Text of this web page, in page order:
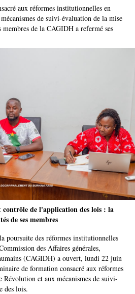
aux réformes institutionnelles en
de suivi-évaluation de la mise
de la CAGIDH a refermé ses
de l'application des lois : la
de ses membres
poursuite des réformes institutionnelles
des Affaires générales,
(CAGIDH) a ouvert, lundi 22 juin
de formation consacré aux réformes
et aux mécanismes de suivi-
des lois.